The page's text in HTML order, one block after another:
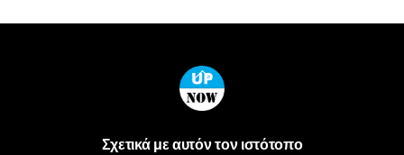
Back
To
Σχετικά με αυτόν τον ιστότοπο